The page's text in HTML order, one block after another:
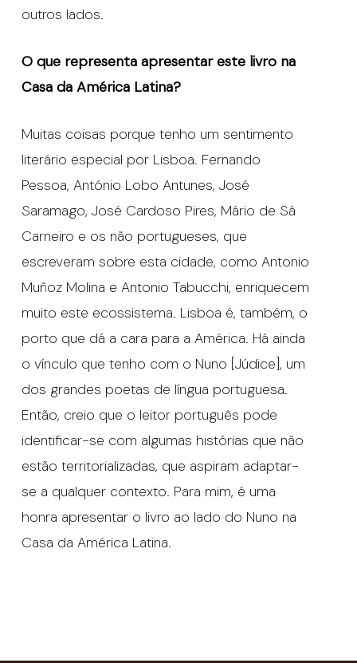
outros lados.
O que representa apresentar este livro na
Casa da América Latina?
Muitas coisas porque tenho um sentimento
literário especial por Lisboa. Fernando
Pessoa, António Lobo Antunes, José
Saramago, José Cardoso Pires, Mário de Sá
Carneiro e os não portugueses, que
escreveram sobre esta cidade, como Antonio
Muñoz Molina e Antonio Tabucchi, enriquecem
muito este ecossistema. Lisboa é, também, o
porto que dá a cara para a América. Há ainda
o vínculo que tenho com o Nuno [Júdice], um
dos grandes poetas de língua portuguesa.
Então, creio que o leitor português pode
identificar-se com algumas histórias que não
estão territorializadas, que aspiram adaptar-
se a qualquer contexto. Para mim, é uma
honra apresentar o livro ao lado do Nuno na
Casa da América Latina.